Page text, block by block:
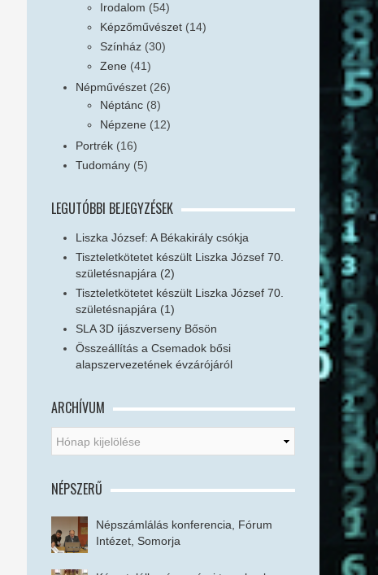
Irodalom (54)
Képzőművészet (14)
Színház (30)
Zene (41)
Népművészet (26)
Néptánc (8)
Népzene (12)
Portrék (16)
Tudomány (5)
LEGUTÓBBI BEJEGYZÉSEK
Liszka József: A Békakirály csókja
Tiszteletkötetet készült Liszka József 70.
születésnapjára (2)
Tiszteletkötetet készült Liszka József 70.
születésnapjára (1)
SLA 3D íjászverseny Bősön
Összeállítás a Csemadok bősi
alapszervezetének évzárójáról
ARCHÍVUM
NÉPSZERŰ
Népszámlálás konferencia, Fórum
Intézet, Somorja